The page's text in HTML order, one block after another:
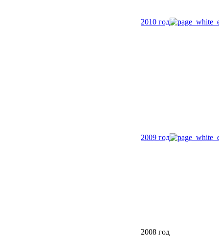
2010 год
2009 год
2008 год